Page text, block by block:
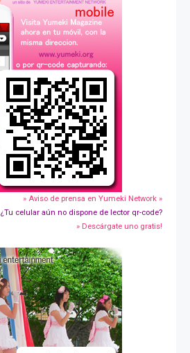
» Aviso de prensa en Yumeki Network »
¿Tu celular aún no dispone de lector qr-code?
» Descárgate uno gratis!